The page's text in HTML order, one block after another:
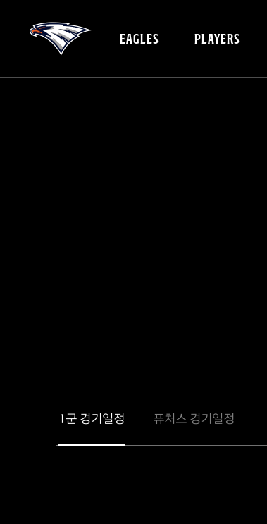
EAGLES PLAYERS
1군 경기일정 퓨처스 경기일정